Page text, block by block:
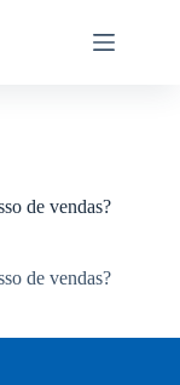
de vendas?
de vendas?